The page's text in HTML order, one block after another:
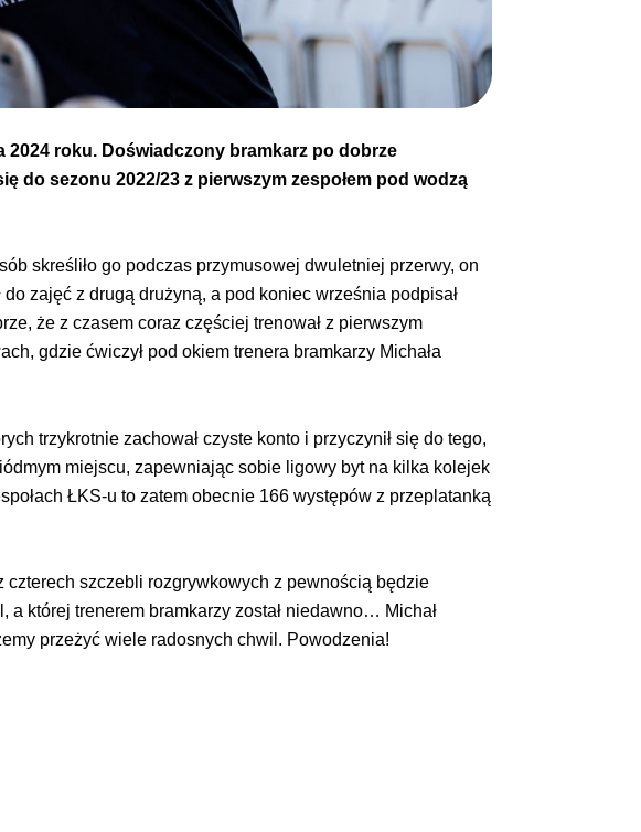
2024 roku. Doświadczony bramkarz po dobrze
do sezonu 2022/23 z pierwszym zespołem pod wodzą
skreśliło go podczas przymusowej dwuletniej przerwy, on
do zajęć z drugą drużyną, a pod koniec września podpisał
że z czasem coraz częściej trenował z pierwszym
gdzie ćwiczył pod okiem trenera bramkarzy Michała
trzykrotnie zachował czyste konto i przyczynił się do tego,
miejscu, zapewniając sobie ligowy byt na kilka kolejek
ŁKS-u to zatem obecnie 166 występów z przeplatanką
czterech szczebli rozgrywkowych z pewnością będzie
której trenerem bramkarzy został niedawno… Michał
przeżyć wiele radosnych chwil. Powodzenia!